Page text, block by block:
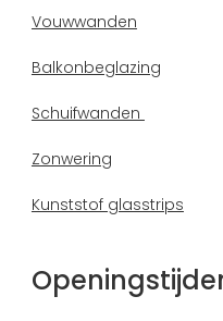
Vouwwanden
Balkonbeglazing
Schuifwanden
Zonwering
Kunststof glasstrips